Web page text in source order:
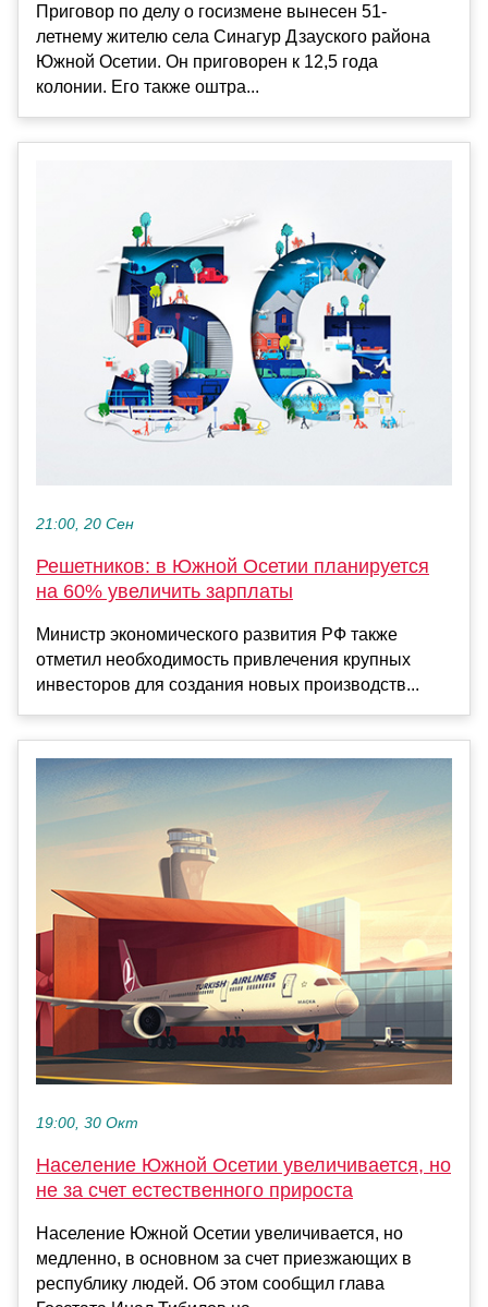
Приговор по делу о госизмене вынесен 51-
летнему жителю села Синагур Дзауского района
Южной Осетии. Он приговорен к 12,5 года
колонии. Его также оштра...
21:00, 20 Сен
Решетников: в Южной Осетии планируется
на 60% увеличить зарплаты
Министр экономического развития РФ также
отметил необходимость привлечения крупных
инвесторов для создания новых производств...
19:00, 30 Окт
Население Южной Осетии увеличивается, но
не за счет естественного прироста
Население Южной Осетии увеличивается, но
медленно, в основном за счет приезжающих в
республику людей. Об этом сообщил глава